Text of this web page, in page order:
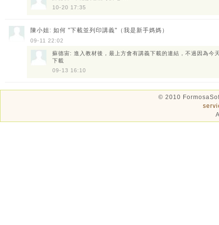
10-20 17:35
陳小姐: 如何 "下載並列印講義"（我是新手媽媽）
09-11 22:02
蘇德宙: 進入教材後，最上方會有講義下載的連結，不過因為今
下載
09-13 16:10
© 2010